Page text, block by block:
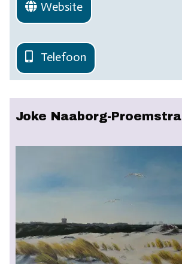
Website
Telefoon
Joke Naaborg-Proemstra